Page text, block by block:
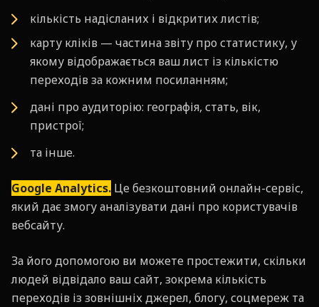
кількість надісланих і відкритих листів;
карту кліків — частина звіту про статистику, у
якому відображається ваш лист із кількістю
переходів за кожним посиланням;
дані про аудиторію: географія, стать, вік,
пристрої;
та інше.
Google Analytics. Це безкоштовний онлайн-сервіс,
який дає змогу аналізувати дані про користувачів
вебсайту.
За його допомогою ви можете простежити, скільки
людей відвідало ваш сайт, зокрема кількість
переходів із зовнішніх джерел, блогу, соцмереж та